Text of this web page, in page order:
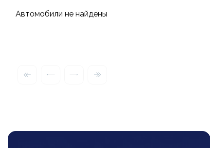
Автомобили не найдены